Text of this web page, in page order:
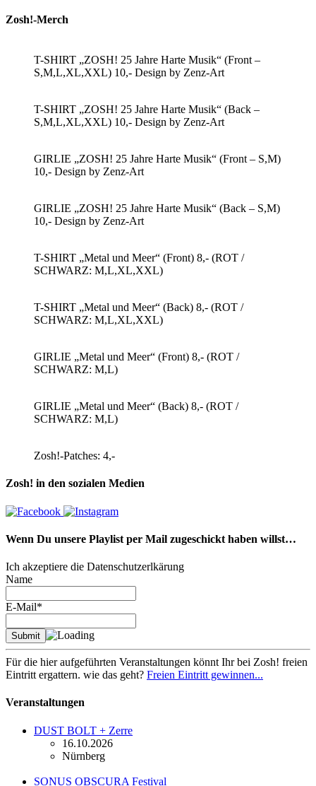
Zosh!-Merch
T-SHIRT „ZOSH! 25 Jahre Harte Musik“ (Front –
S,M,L,XL,XXL) 10,- Design by Zenz-Art
T-SHIRT „ZOSH! 25 Jahre Harte Musik“ (Back –
S,M,L,XL,XXL) 10,- Design by Zenz-Art
GIRLIE „ZOSH! 25 Jahre Harte Musik“ (Front – S,M)
10,- Design by Zenz-Art
GIRLIE „ZOSH! 25 Jahre Harte Musik“ (Back – S,M)
10,- Design by Zenz-Art
T-SHIRT „Metal und Meer“ (Front) 8,- (ROT /
SCHWARZ: M,L,XL,XXL)
T-SHIRT „Metal und Meer“ (Back) 8,- (ROT /
SCHWARZ: M,L,XL,XXL)
GIRLIE „Metal und Meer“ (Front) 8,- (ROT /
SCHWARZ: M,L)
GIRLIE „Metal und Meer“ (Back) 8,- (ROT /
SCHWARZ: M,L)
Zosh!-Patches: 4,-
Zosh! in den sozialen Medien
Wenn Du unsere Playlist per Mail zugeschickt haben willst…
Ich akzeptiere die Datenschutzerlkärung
Name
E-Mail*
Für die hier aufgeführten Veranstaltungen könnt Ihr bei Zosh! freien
Eintritt ergattern. wie das geht? Freien Eintritt gewinnen...
Veranstaltungen
DUST BOLT + Zerre
16.10.2026
Nürnberg
SONUS OBSCURA Festival